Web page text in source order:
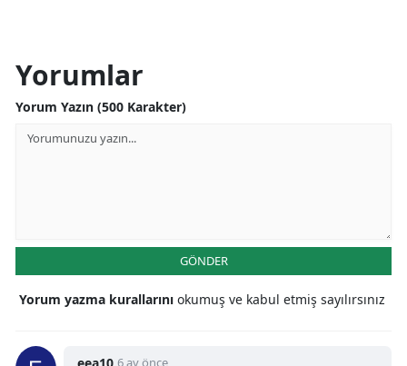
Yorumlar
Yorum Yazın (500 Karakter)
GÖNDER
Yorum yazma kurallarını okumuş ve kabul etmiş sayılırsınız
6 ay önce